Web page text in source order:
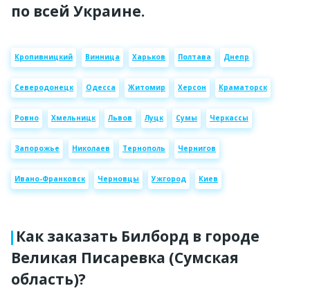
по всей Украине.
Кропивницкий Винница Харьков Полтава Днепр
Северодонецк Одесса Житомир Херсон Краматорск
Ровно Хмельницк Львов Луцк Сумы Черкассы
Запорожье Николаев Тернополь Чернигов
Ивано-Франковск Черновцы Ужгород Киев
Как заказать Билборд в городе
Великая Писаревка (Сумская
область)?